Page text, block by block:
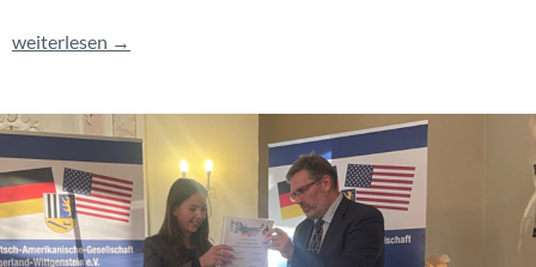
Landluft geschnuppert
weiterlesen →